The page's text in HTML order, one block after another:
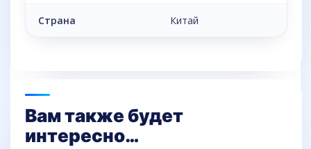
Страна Китай
Вам также будет
интересно…